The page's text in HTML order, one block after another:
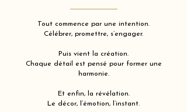
Tout commence par une intention.
Célébrer, promettre, s’engager.
Puis vient la création.
Chaque détail est pensé pour former une
harmonie.
Et enfin, la révélation.
Le décor, l’émotion, l’instant.